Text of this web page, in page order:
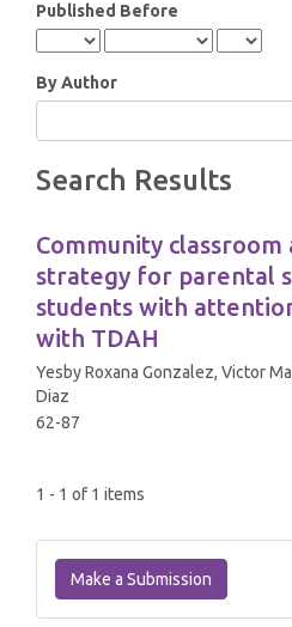
Published Before
By Author
Search Results
Community classroom
strategy for parental
students with
with TDAH
Yesby Roxana Gonzalez, Victor
Diaz
62-87
1 - 1 of 1 items
a
Submission
Make a Submission